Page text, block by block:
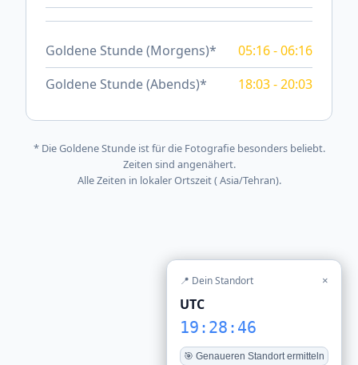
Goldene Stunde (Morgens)*
05:16 - 06:16
Goldene Stunde (Abends)*
18:03 - 20:03
* Die Goldene Stunde ist für die Fotografie besonders beliebt.
Zeiten sind angenähert.
Alle Zeiten in lokaler Ortszeit ( Asia/Tehran).
📍 Dein Standort ×
UTC
19:28:46
🎯 Genaueren Standort ermitteln